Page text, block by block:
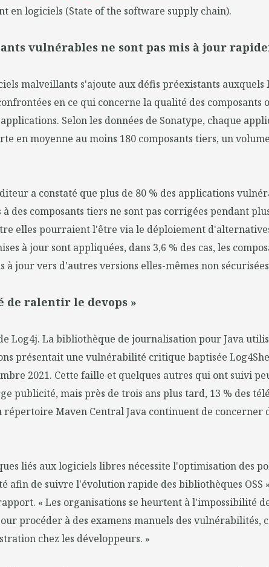
en logiciels (State of the software supply chain).
vulnérables ne sont pas mis à jour
malveillants s'ajoute aux défis préexistants auxquels
en ce qui concerne la qualité des composants
Selon les données de Sonatype, chaque
en moyenne au moins 180 composants tiers, un
a constaté que plus de 80 % des applications
à des composants tiers ne sont pas corrigées pendant
elles pourraient l'être via le déploiement
à jour sont appliquées, dans 3,6 % des cas, les
à jour vers d'autres versions elles-mêmes non
de ralentir le devops »
Log4j. La bibliothèque de journalisation pour Java
présentait une vulnérabilité critique baptisée
2021. Cette faille et quelques autres qui ont suivi
publicité, mais près de trois ans plus tard, 13 % des
Maven Central Java continuent de concerner
liés aux logiciels libres nécessite l'optimisation des
afin de suivre l'évolution rapide des bibliothèques OSS
« Les organisations se heurtent à l'impossibilité
procéder à des examens manuels des vulnérabilités,
chez les développeurs. »